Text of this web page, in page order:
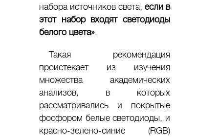
набора источников света, если в
этот набор входят светодиоды
белого цвета».
Такая рекомендация
проистекает из изучения
множества академических
анализов, в которых
рассматривались и покрытые
фосфором белые светодиоды, и
красно-зелено-синие (RGB)